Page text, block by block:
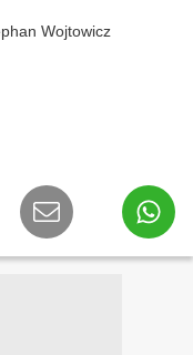
Wojtowicz